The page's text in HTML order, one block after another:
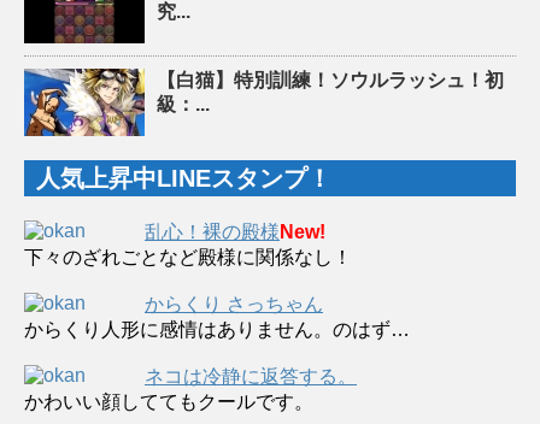
究...
【白猫】特別訓練！ソウルラッシュ！初
級：...
人気上昇中LINEスタンプ！
乱心！裸の殿様 New!
下々のざれごとなど殿様に関係なし！
からくり さっちゃん
からくり人形に感情はありません。のはず…
ネコは冷静に返答する。
かわいい顔しててもクールです。